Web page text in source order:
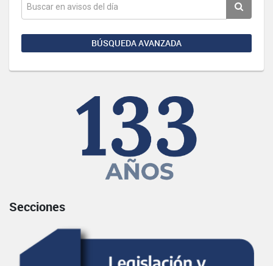
BÚSQUEDA AVANZADA
Secciones